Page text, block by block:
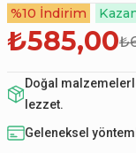
%10 İndirim
₺585,00
Doğal
lezzet.
Geleneksel